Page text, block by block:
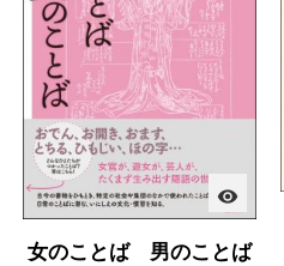
visibility
女のことば 男のことば